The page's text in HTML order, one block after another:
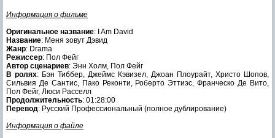
Информация о фильме
Оригинальное название: I Am David
Название: Меня зовут Дэвид
Жанр: Drama
Режиссер: Пол Фейг
Автор сценариев: Энн Холм, Пол Фейг
В ролях: Бэн Тиббер, Джеймс Кэвизел, Джоан Плоурайт, Христо Шопов,
Сильвия Де Сантис, Пако Реконти, Роберто Эттиэс, Франческо Де Вито,
Пол Фейг, Люси Расселл
Продолжительность: 01:28:00
Перевод: Русский Профессиональный (полное дублирование)
Информация о файле